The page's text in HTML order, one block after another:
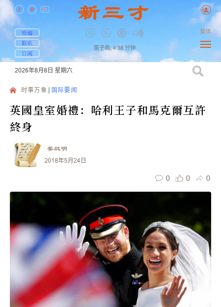
投稿
联系
订阅
笛子曲, 4:38 分钟
繁体
2026年8月8日 星期六
时事万象 国际要闻
英國皇室婚禮：哈利王子和馬克爾互許
終身
姜啟明
2018年5月24日
0 0 0